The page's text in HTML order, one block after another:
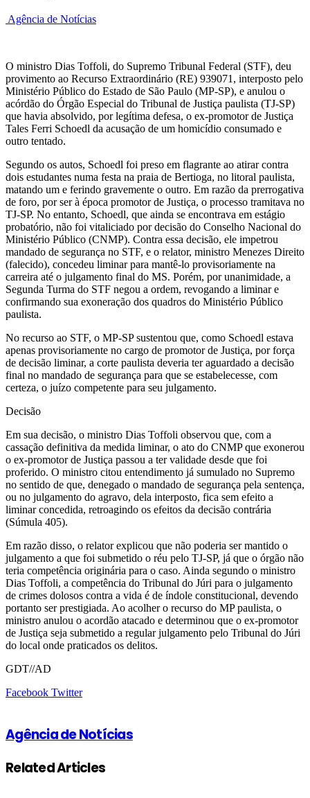
Agência de Notícias
O ministro Dias Toffoli, do Supremo Tribunal Federal (STF), deu
provimento ao Recurso Extraordinário (RE) 939071, interposto pelo
Ministério Público do Estado de São Paulo (MP-SP), e anulou o
acórdão do Órgão Especial do Tribunal de Justiça paulista (TJ-SP)
que havia absolvido, por legítima defesa, o ex-promotor de Justiça
Tales Ferri Schoedl da acusação de um homicídio consumado e
outro tentado.
Segundo os autos, Schoedl foi preso em flagrante ao atirar contra
dois estudantes numa festa na praia de Bertioga, no litoral paulista,
matando um e ferindo gravemente o outro. Em razão da prerrogativa
de foro, por ser à época promotor de Justiça, o processo tramitava no
TJ-SP. No entanto, Schoedl, que ainda se encontrava em estágio
probatório, não foi vitaliciado por decisão do Conselho Nacional do
Ministério Público (CNMP). Contra essa decisão, ele impetrou
mandado de segurança no STF, e o relator, ministro Menezes Direito
(falecido), concedeu liminar para mantê-lo provisoriamente na
carreira até o julgamento final do MS. Porém, por unanimidade, a
Segunda Turma do STF negou a ordem, revogando a liminar e
confirmando sua exoneração dos quadros do Ministério Público
paulista.
No recurso ao STF, o MP-SP sustentou que, como Schoedl estava
apenas provisoriamente no cargo de promotor de Justiça, por força
de decisão liminar, a corte paulista deveria ter aguardado a decisão
final no mandado de segurança para que se estabelecesse, com
certeza, o juízo competente para seu julgamento.
Decisão
Em sua decisão, o ministro Dias Toffoli observou que, com a
cassação definitiva da medida liminar, o ato do CNMP que exonerou
o ex-promotor de Justiça passou a ter validade desde que foi
proferido. O ministro citou entendimento já sumulado no Supremo
no sentido de que, denegado o mandado de segurança pela sentença,
ou no julgamento do agravo, dela interposto, fica sem efeito a
liminar concedida, retroagindo os efeitos da decisão contrária
(Súmula 405).
Em razão disso, o relator explicou que não poderia ser mantido o
julgamento a que foi submetido o réu pelo TJ-SP, já que o órgão não
teria competência originária para o caso. Ainda segundo o ministro
Dias Toffoli, a competência do Tribunal do Júri para o julgamento
de crimes dolosos contra a vida é de índole constitucional, devendo
portanto ser prestigiada. Ao acolher o recurso do MP paulista, o
ministro anulou o acordão atacado e determinou que o ex-promotor
de Justiça seja submetido a regular julgamento pelo Tribunal do Júri
do local onde praticados os delitos.
GDT//AD
Facebook TwitterGoogle+
LinkedIn
StumbleUpon
Tumblr
Pinterest
Reddit
VKontakte
Share
Print
Agência de Notícias
Related Articles